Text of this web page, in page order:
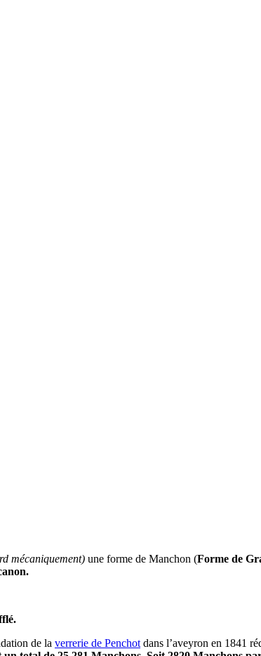
mécaniquement) une forme de Manchon (Forme de
de la verrerie de Penchot dans l’aveyron en 1841